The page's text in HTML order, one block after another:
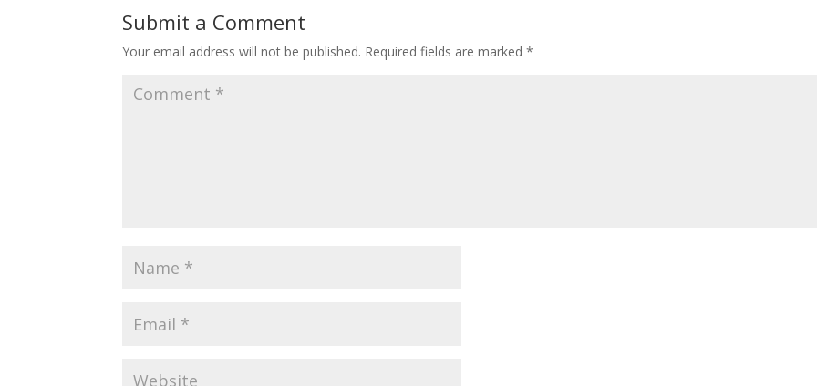
Submit a Comment
Your email address will not be published. Required fields are marked*